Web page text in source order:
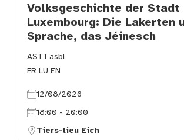
Volksgeschichte der Stadt
Luxembourg: Die Lakerten
Sprache, das Jéinesch
ASTI asbl
FR LU EN
12/08/2026
18:00 - 20:00
Tiers-lieu Eich